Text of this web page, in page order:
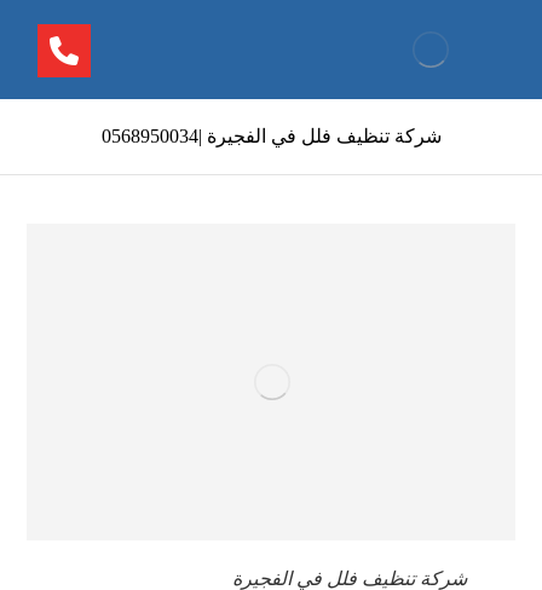
شركة تنظيف فلل في الفجيرة |0568950034
شركة تنظيف فلل في الفجيرة